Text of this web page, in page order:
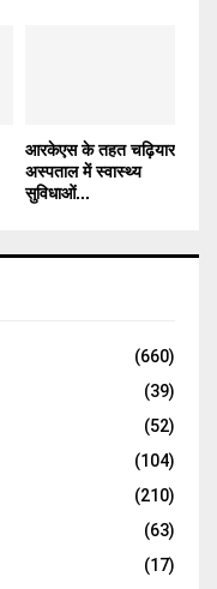
आरकेएस के तहत चढ़ियार
अस्पताल में स्वास्थ्य
सुविधाओं...
(660)
(39)
(52)
(104)
(210)
(63)
(17)